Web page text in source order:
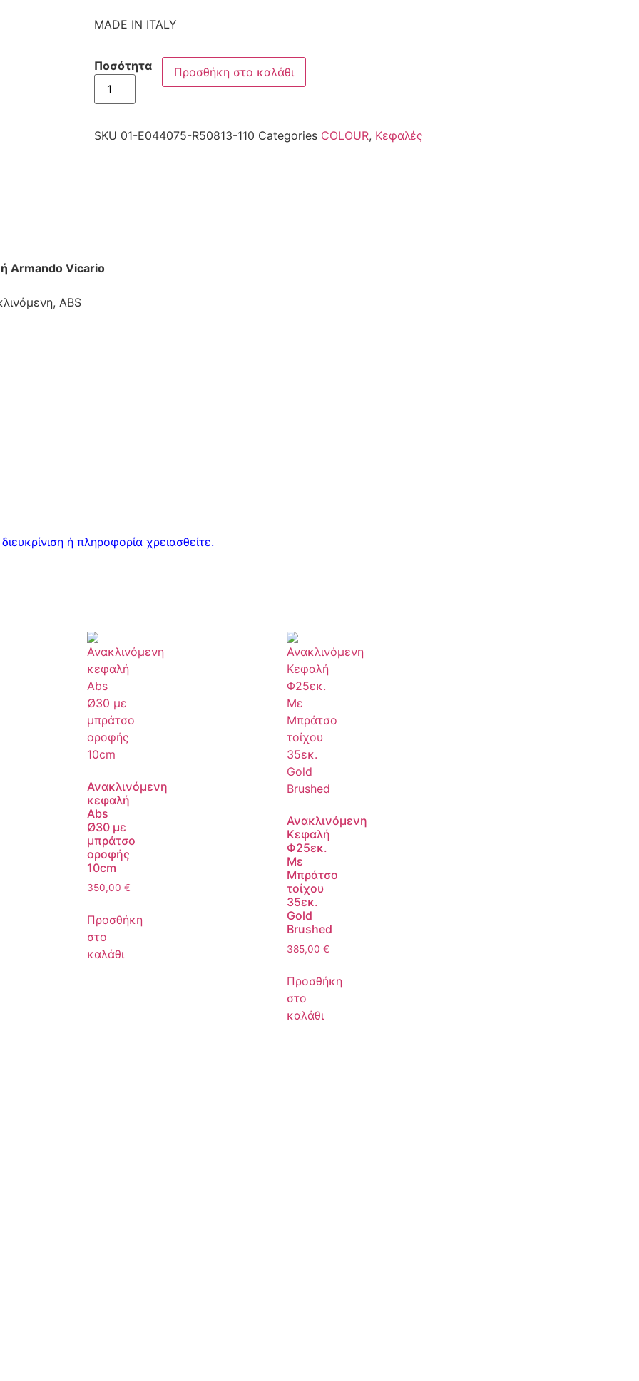
MADE IN ITALY
Ποσότητα Προσθήκη στο καλάθι
SKU 01-E044075-R50813-110 Categories COLOUR, Κεφαλές
Armando Vicario
ABS
ή πληροφορία χρειασθείτε.
Ανακλινόμενη
κεφαλή
Abs
Ø30 με
μπράτσο
οροφής
10cm
350,00 €
Προσθήκη
στο
καλάθι
Ανακλινόμενη
Κεφαλή
Φ25εκ.
Με
Μπράτσο
τοίχου
35εκ.
Gold
Brushed
385,00 €
Προσθήκη
στο
καλάθι